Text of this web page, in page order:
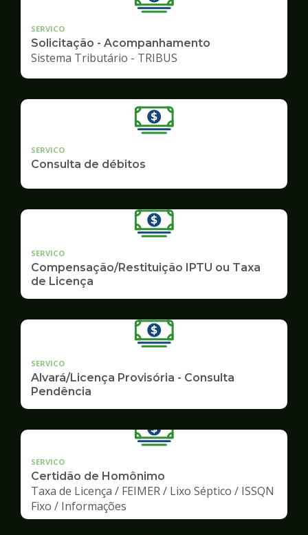
SERVICO
Solicitação - Acompanhamento
Sistema Tributário - TRIBUS
SERVICO
Consulta de débitos
SERVICO
Compensação/Restituição IPTU ou Taxa
de Licença
SERVICO
Alvará/Licença Provisória - Consulta
Pendência
SERVICO
Certidão de Homônimo
Taxa de Licença / FEIMER / Lixo Séptico / ISSQN
Fixo / Informações